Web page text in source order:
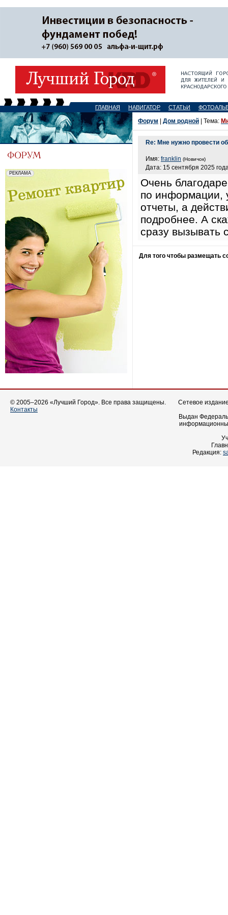
ГЛАВНАЯ НАВИГАТОР СТАТЬИ
Форум Дом родной | Тема:
Re: Мне нужно провести
Имя: franklin (Новичок)
Дата: 15 сентября 2025
Очень
по информации,
отчеты, а
подробнее. А
сразу вызывать
Для того чтобы размещать
© 2005–2026 «Лучший Город». Все права защищены.
Контакты
Сетевое
Выдан
Редакция: